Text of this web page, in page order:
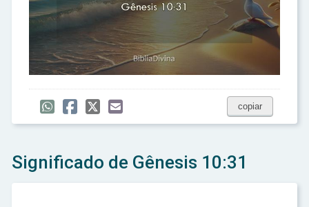
copiar
Significado de Gênesis 10:31